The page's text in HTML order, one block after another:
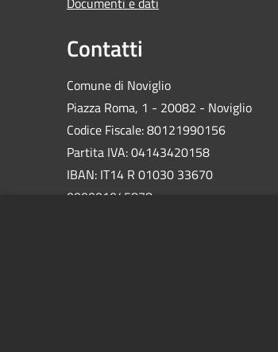
Contatti
Comune di Noviglio
Piazza Roma, 1 - 20082 - Noviglio
Codice Fiscale: 80121990156
Partita IVA: 04143420158
IBAN: IT14 R 01030 33670
000001045878